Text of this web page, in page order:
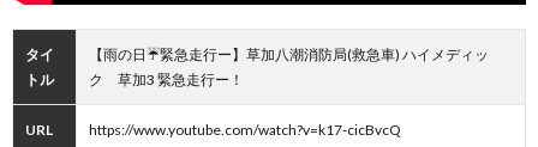
タイ
トル
【雨の日☔️緊急走行ー】草加八潮消防局(救急車) ハイメディッ
ク 草加3 緊急走行ー！
URL https://www.youtube.com/watch?v=k17-cicBvcQ